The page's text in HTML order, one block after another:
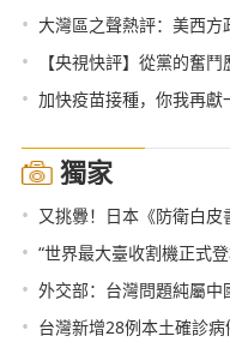
• 大灣區之聲熱評：美西方
• 【央視快評】從黨的奮
• 加快疫苗接種，你我再獻
獨家
• 又挑釁！日本《防衛白皮
• “世界最大臺收割機正式
• 外交部：台灣問題純屬
• 台灣新增28例本土確診